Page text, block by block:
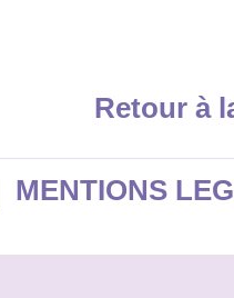
Retour à
MENTIONS